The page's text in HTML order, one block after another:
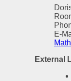
E-
External